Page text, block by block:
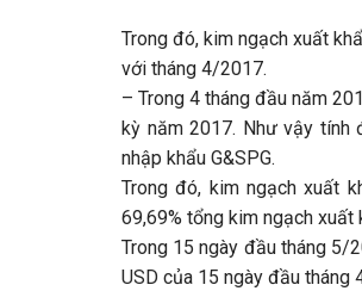
Trong đó, kim ngạch xuất
với tháng 4/2017.
– Trong 4 tháng đầu năm
kỳ năm 2017. Như vậy tính
nhập khẩu G&SPG.
Trong đó, kim ngạch xuất
69,69% tổng kim ngạch xuất
Trong 15 ngày đầu tháng 5/
USD của 15 ngày đầu tháng